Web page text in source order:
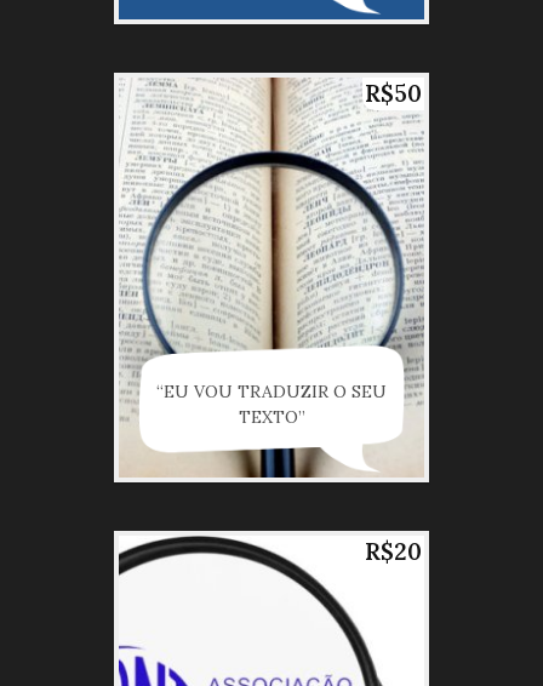
R$50
“EU VOU TRADUZIR O SEU
TEXTO”
R$20